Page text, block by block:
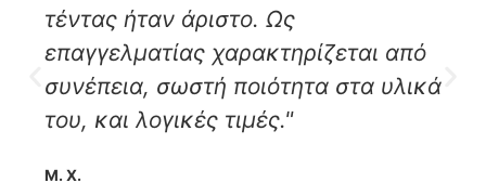
τέντας ήταν άριστο. Ως
επαγγελματίας χαρακτηρίζεται από
συνέπεια, σωστή ποιότητα στα υλικά
του, και λογικές τιμές."
Μ. Χ.